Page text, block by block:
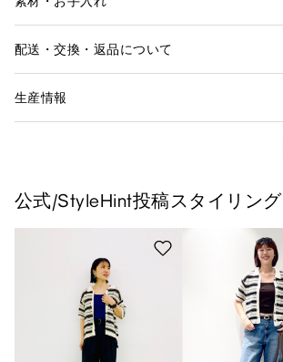
配送・交換・返品について
生産情報
公式/StyleHint投稿スタイリング